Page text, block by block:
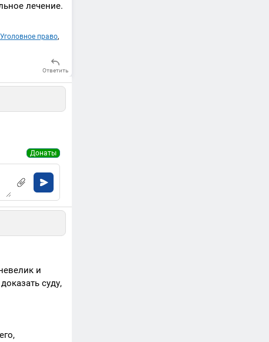
лечение.
Уголовное право,
Ответить
Донаты
и
суду,